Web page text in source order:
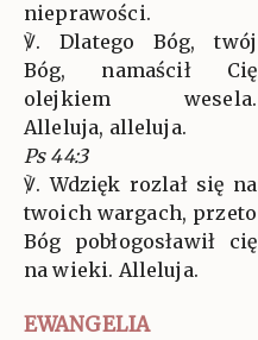
nieprawości.
℣. Dlatego Bóg, twój
Bóg, namaścił Cię
olejkiem wesela.
Alleluja, alleluja.
Ps 44:3
℣. Wdzięk rozlał się na
twoich wargach, przeto
Bóg pobłogosławił cię
na wieki. Alleluja.
EWANGELIA